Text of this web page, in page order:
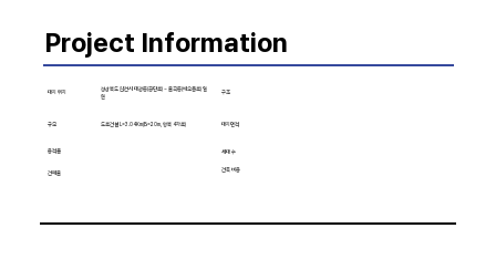
Project Information
대지 위치
경상북도 김천시 대광동(공단로) ~ 율곡동(해오름로) 일
원
구조
규모 도로건설 L=3.04Km(B=20m, 왕복 4차로) 대지면적
용적률 세대 수
건폐율
건축 비용